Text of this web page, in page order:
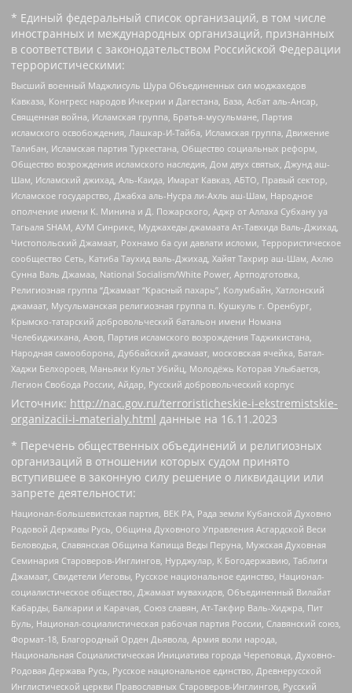
* Единый федеральный список организаций, в том числе
иностранных и международных организаций, признанных
в соответствии с законодательством Российской Федерации
террористическими:
Высший военный Маджлисуль Шура Объединенных сил моджахедов
Кавказа, Конгресс народов Ичкерии и Дагестана, База, Асбат аль-Ансар,
Священная война, Исламская группа, Братья-мусульмане, Партия
исламского освобождения, Лашкар-И-Тайба, Исламская группа, Движение
Талибан, Исламская партия Туркестана, Общество социальных реформ,
Общество возрождения исламского наследия, Дом двух святых, Джунд аш-
Шам, Исламский джихад, Аль-Каида, Имарат Кавказ, АБТО, Правый сектор,
Исламское государство, Джабха аль-Нусра ли-Ахль аш-Шам, Народное
ополчение имени К. Минина и Д. Пожарского, Аджр от Аллаха Субхану уа
Тагьаля SHAM, АУМ Синрике, Муджахеды джамаата Ат-Тавхида Валь-Джихад,
Чистопольский Джамаат, Рохнамо ба суи давлати исломи, Террористическое
сообщество Сеть, Катиба Таухид валь-Джихад, Хайят Тахрир аш-Шам, Ахлю
Сунна Валь Джамаа, National Socialism/White Power, Артподготовка,
Религиозная группа “Джамаат “Красный пахарь”, Колумбайн, Хатлонский
джамаат, Мусульманская религиозная группа п. Кушкуль г. Оренбург,
Крымско-татарский добровольческий батальон имени Номана
Челебиджихана, Азов, Партия исламского возрождения Таджикистана,
Народная самооборона, Дуббайский джамаат, московская ячейка, Батал-
Хаджи Белхороев, Маньяки Культ Убийц, Молодёжь Которая Улыбается,
Легион Свобода России, Айдар, Русский добровольческий корпус
Источник: http://nac.gov.ru/terroristicheskie-i-ekstremistskie-
organizacii-i-materialy.html данные на 16.11.2023
* Перечень общественных объединений и религиозных
организаций в отношении которых судом принято
вступившее в законную силу решение о ликвидации или
запрете деятельности:
Национал-большевистская партия, ВЕК РА, Рада земли Кубанской Духовно
Родовой Державы Русь, Община Духовного Управления Асгардской Веси
Беловодья, Славянская Община Капища Веды Перуна, Мужская Духовная
Семинария Староверов-Инглингов, Нурджулар, К Богодержавию, Таблиги
Джамаат, Свидетели Иеговы, Русское национальное единство, Национал-
социалистическое общество, Джамаат мувахидов, Объединенный Вилайат
Кабарды, Балкарии и Карачая, Союз славян, Ат-Такфир Валь-Хиджра, Пит
Буль, Национал-социалистическая рабочая партия России, Славянский союз,
Формат-18, Благородный Орден Дьявола, Армия воли народа,
Национальная Социалистическая Инициатива города Череповца, Духовно-
Родовая Держава Русь, Русское национальное единство, Древнерусской
Инглистической церкви Православных Староверов-Инглингов, Русский